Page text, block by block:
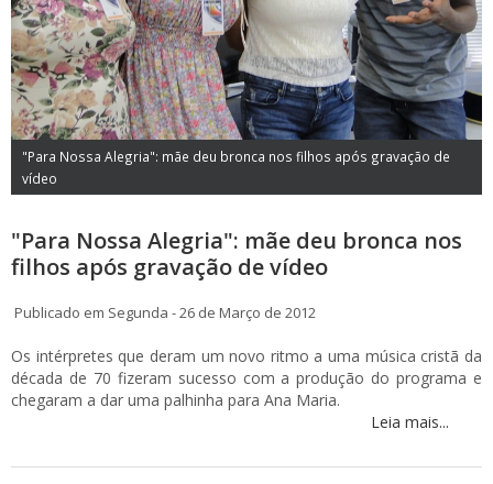
"Para Nossa Alegria": mãe deu bronca nos filhos após gravação de
vídeo
"Para Nossa Alegria": mãe deu bronca nos
filhos após gravação de vídeo
Publicado em Segunda - 26 de Março de 2012
Os intérpretes que deram um novo ritmo a uma música cristã da
década de 70 fizeram sucesso com a produção do programa e
chegaram a dar uma palhinha para Ana Maria.
Leia mais...